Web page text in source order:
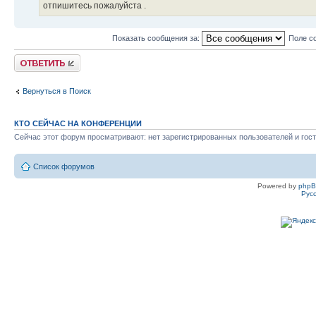
отпишитесь пожалуйста .
Показать сообщения за: Поле
Ответить
Вернуться в Поиск
КТО СЕЙЧАС НА КОНФЕРЕНЦИИ
Сейчас этот форум просматривают: нет зарегистрированных пользователей и
Список форумов
Powered by